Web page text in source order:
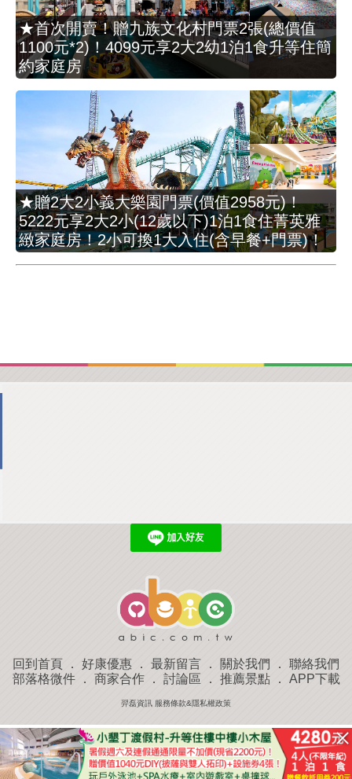
★首次開賣！贈九族文化村門票2張(總價值
1100元*2)！4099元享2大2幼1泊1食升等住簡
約家庭房
★贈2大2小義大樂園門票(價值2958元)！
5222元享2大2小(12歲以下)1泊1食住菁英雅
緻家庭房！2小可換1大入住(含早餐+門票)！
回到首頁 ． 好康優惠 ． 最新留言 ． 關於我們 ． 聯絡我們
部落格微件． 商家合作． 討論區 ． 推薦景點． APP下載
羿磊資訊 服務條款&隱私權政策